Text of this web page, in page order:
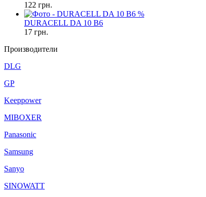
122 грн.
%
DURACELL DA 10 B6
17 грн.
Производители
DLG
GP
Keeppower
MIBOXER
Panasonic
Samsung
Sanyo
SINOWATT